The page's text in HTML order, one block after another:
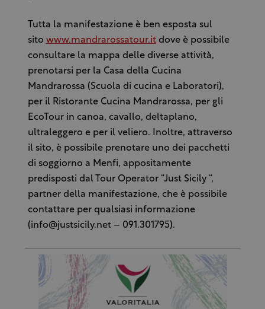
Tutta la manifestazione è ben esposta sul
sito www.mandrarossatour.itdove è possibile
consultare la mappa delle diverse attività,
prenotarsi per la Casa della Cucina
Mandrarossa (Scuola di cucina e Laboratori),
per il Ristorante Cucina Mandrarossa, per gli
EcoTour in canoa, cavallo, deltaplano,
ultraleggero e per il veliero. Inoltre, attraverso
il sito, è possibile prenotare uno dei pacchetti
di soggiorno a Menfi, appositamente
predisposti dal Tour Operator “Just Sicily “,
partner della manifestazione, che è possibile
contattare per qualsiasi informazione
(info@justsicily.net – 091.301795).